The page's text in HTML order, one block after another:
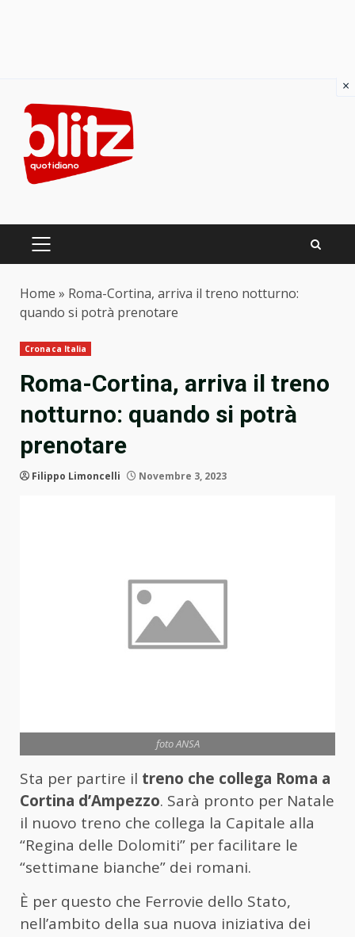
content
PRIMARY
Home » Roma-Cortina, arriva il treno notturno:
quando si potrà prenotare
Cronaca Italia
Roma-Cortina, arriva il treno
notturno: quando si potrà
prenotare
Filippo Limoncelli Novembre 3, 2023
foto ANSA
Sta per partire il treno che collega Roma a
Cortina d’Ampezzo. Sarà pronto per Natale
il nuovo treno che collega la Capitale alla
“Regina delle Dolomiti” per facilitare le
“settimane bianche” dei romani.
È per questo che Ferrovie dello Stato,
nell’ambito della sua nuova iniziativa dei
×